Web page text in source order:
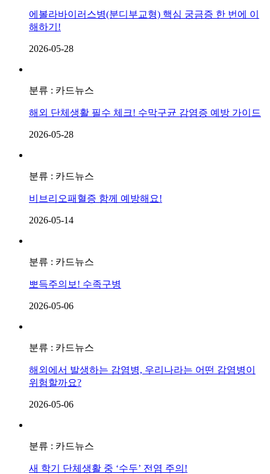
에볼라바이러스병(분디부교형) 핵심 궁금증 한 번에 이
해하기!
2026-05-28
분류 : 카드뉴스
해외 단체생활 필수 체크! 수막구균 감염증 예방 가이드
2026-05-28
분류 : 카드뉴스
비브리오패혈증 함께 예방해요!
2026-05-14
분류 : 카드뉴스
뽀득주의보! 수족구병
2026-05-06
분류 : 카드뉴스
해외에서 발생하는 감염병, 우리나라는 어떤 감염병이
위험할까요?
2026-05-06
분류 : 카드뉴스
새 학기 단체생활 중 ‘수두’ 전염 주의!